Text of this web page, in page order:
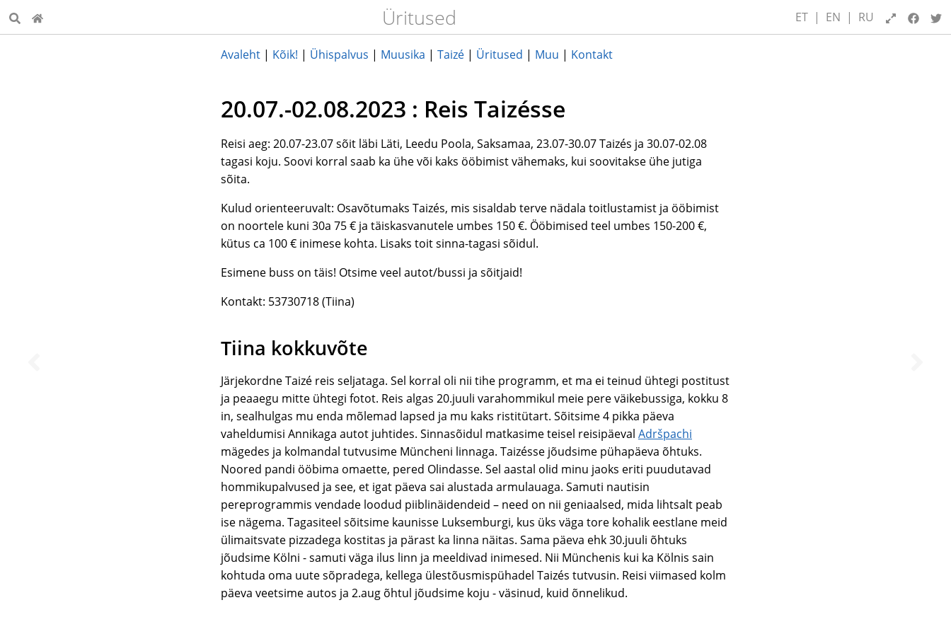
Üritused ET | EN | RU
Avaleht | Kõik! | Ühispalvus | Muusika | Taizé | Üritused | Muu | Kontakt
20.07.-02.08.2023 : Reis Taizésse
Reisi aeg: 20.07-23.07 sõit läbi Läti, Leedu Poola, Saksamaa, 23.07-30.07 Taizés ja 30.07-02.08
tagasi koju. Soovi korral saab ka ühe või kaks ööbimist vähemaks, kui soovitakse ühe jutiga
sõita.
Kulud orienteeruvalt: Osavõtumaks Taizés, mis sisaldab terve nädala toitlustamist ja ööbimist
on noortele kuni 30a 75 € ja täiskasvanutele umbes 150 €. Ööbimised teel umbes 150-200 €,
kütus ca 100 € inimese kohta. Lisaks toit sinna-tagasi sõidul.
Esimene buss on täis! Otsime veel autot/bussi ja sõitjaid!
Kontakt: 53730718 (Tiina)
Tiina kokkuvõte
Järjekordne Taizé reis seljataga. Sel korral oli nii tihe programm, et ma ei teinud ühtegi postitust
ja peaaegu mitte ühtegi fotot. Reis algas 20.juuli varahommikul meie pere väikebussiga, kokku 8
in, sealhulgas mu enda mõlemad lapsed ja mu kaks ristitütart. Sõitsime 4 pikka päeva
vaheldumisi Annikaga autot juhtides. Sinnasõidul matkasime teisel reisipäeval Adršpachi
mägedes ja kolmandal tutvusime Müncheni linnaga. Taizésse jõudsime pühapäeva õhtuks.
Noored pandi ööbima omaette, pered Olindasse. Sel aastal olid minu jaoks eriti puudutavad
hommikupalvused ja see, et igat päeva sai alustada armulauaga. Samuti nautisin
pereprogrammis vendade loodud piiblinäidendeid – need on nii geniaalsed, mida lihtsalt peab
ise nägema. Tagasiteel sõitsime kaunisse Luksemburgi, kus üks väga tore kohalik eestlane meid
ülimaitsvate pizzadega kostitas ja pärast ka linna näitas. Sama päeva ehk 30.juuli õhtuks
jõudsime Kölni - samuti väga ilus linn ja meeldivad inimesed. Nii Münchenis kui ka Kölnis sain
kohtuda oma uute sõpradega, kellega ülestõusmispühadel Taizés tutvusin. Reisi viimased kolm
päeva veetsime autos ja 2.aug õhtul jõudsime koju - väsinud, kuid õnnelikud.